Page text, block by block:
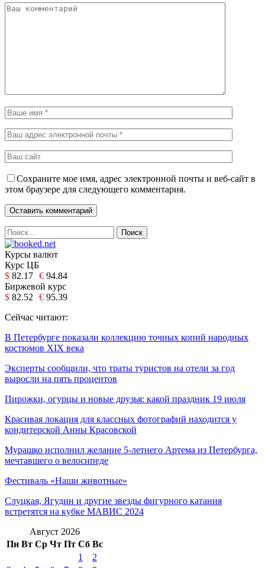
Сохраните мое имя, адрес электронной почты и веб-сайт в
этом браузере для следующего комментария.
Курсы валют
Курс ЦБ
$ 82.17 € 94.84
Биржевой курс
$ 82.52 € 95.39
Сейчас читают:
В Петербурге показали коллекцию точных копий народных
костюмов XIX века
Эксперты сообщили, что траты туристов на отели за год
выросли на пять процентов
Пирожки, огурцы и новые друзья: какой праздник 19 июля
Красивая локация для классных фотографий находится у
кондитерской Анны Красовской
Мурашко исполнил желание 5-летнего Артема из Петербурга,
мечтавшего о велосипеде
Фестиваль «Наши животные»
Слуцкая, Ягудин и другие звезды фигурного катания
встретятся на кубке МАВИС 2024
Август 2026
Пн Вт Ср Чт Пт Сб Вс
1
2